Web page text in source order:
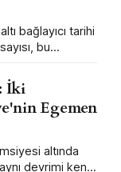
bağlayıcı tarihi
bu
euro
İki
Egemen
altında
devrimi kendi